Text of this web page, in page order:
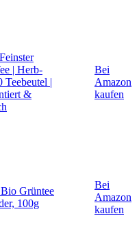
| Herb-
Teebeutel |
&
Bei
Amazon
kaufen
Grüntee
100g
Bei
Amazon
kaufen